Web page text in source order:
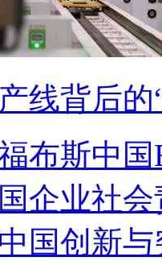
线背后的
布斯中
企业社
国创新